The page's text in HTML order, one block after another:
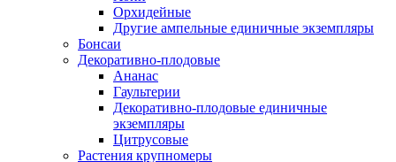
Орхидейные
Другие ампельные единичные экземпляры
Бонсаи
Декоративно-плодовые
Ананас
Гаультерии
Декоративно-плодовые единичные
экземпляры
Цитрусовые
Растения крупномеры